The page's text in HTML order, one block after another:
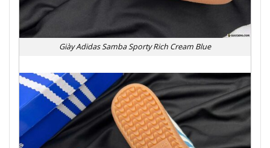
Giày Adidas Samba Sporty Rich Cream Blue